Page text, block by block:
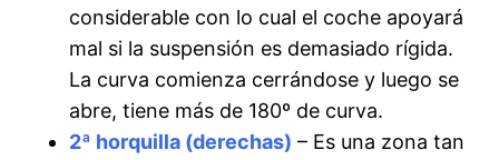
considerable con lo cual el coche apoyará
mal si la suspensión es demasiado rígida.
La curva comienza cerrándose y luego se
abre, tiene más de 180º de curva.
2ª horquilla (derechas) – Es una zona tan